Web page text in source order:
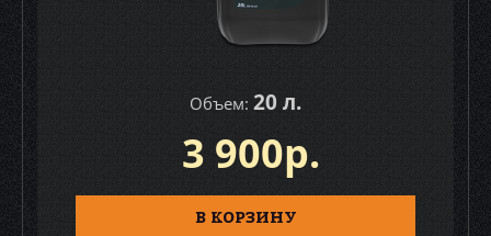
Объем: 20 л.
3 900р.
В КОРЗИНУ